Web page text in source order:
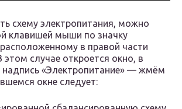
схему электропитания, можно
клавишей мыши по значку
в правой части
этом случае откроется окно, в
«Электропитание» — жмём
окне следует: